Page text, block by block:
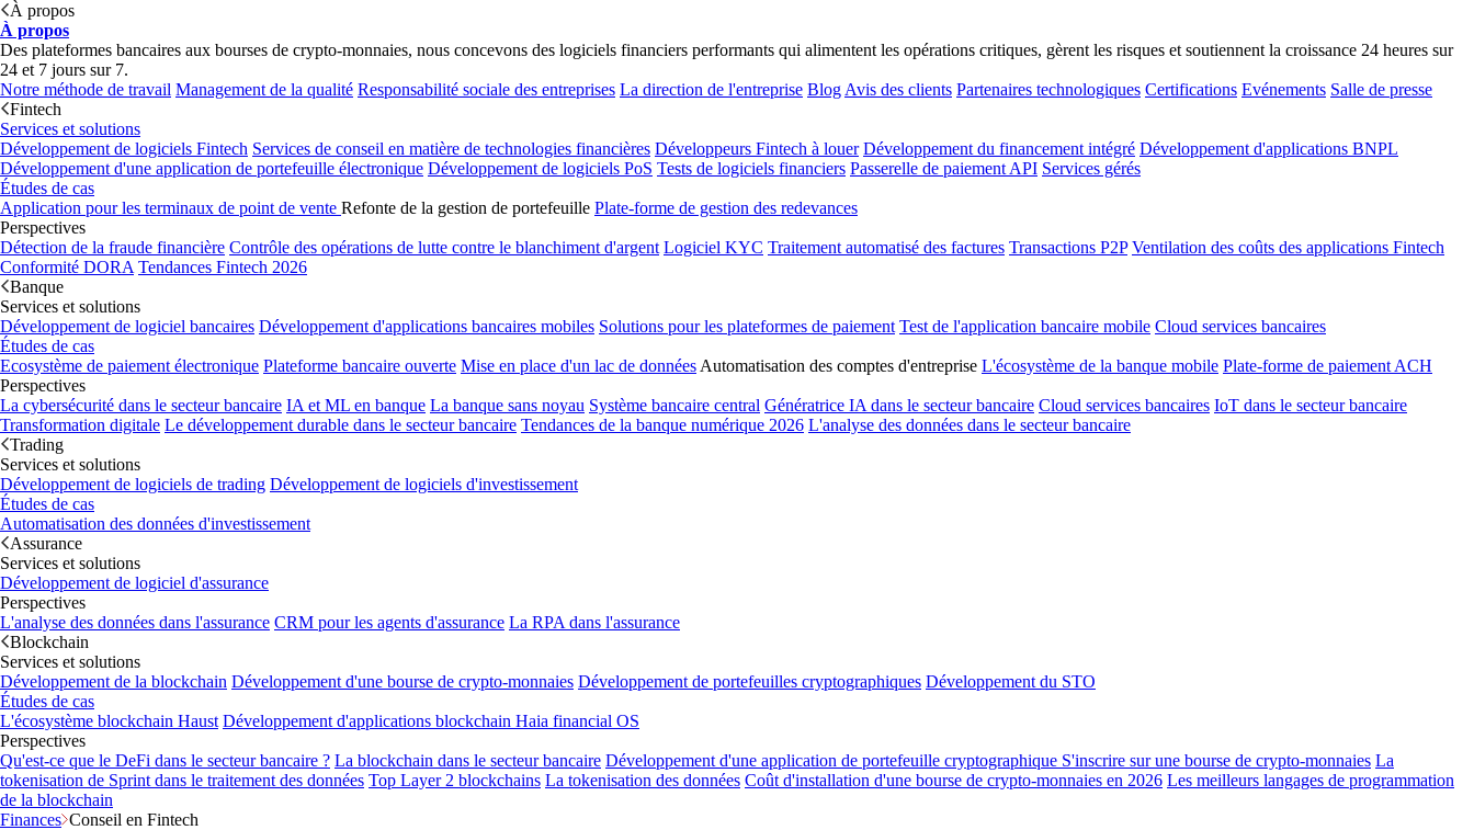
À propos
À propos
Des plateformes bancaires aux bourses de crypto-monnaies, nous concevons des logiciels financiers performants qui alimentent les opérations critiques, gèrent les risques et soutiennent la croissance 24 heures sur
24 et 7 jours sur 7.
Notre méthode de travail Management de la qualité Responsabilité sociale des entreprises La direction de l'entreprise Blog Avis des clients Partenaires technologiques Certifications Evénements Salle de presse
Fintech
Services et solutions
Développement de logiciels Fintech Services de conseil en matière de technologies financières Développeurs Fintech à louer Développement du financement intégré Développement d'applications BNPL
Développement d'une application de portefeuille électronique Développement de logiciels PoS Tests de logiciels financiers Passerelle de paiement API Services gérés
Études de cas
Application pour les terminaux de point de vente Refonte de la gestion de portefeuille Plate-forme de gestion des redevances
Perspectives
Détection de la fraude financière Contrôle des opérations de lutte contre le blanchiment d'argent Logiciel KYC Traitement automatisé des factures Transactions P2P Ventilation des coûts des applications Fintech
Conformité DORA Tendances Fintech 2026
Banque
Services et solutions
Développement de logiciel bancaires Développement d'applications bancaires mobiles Solutions pour les plateformes de paiement Test de l'application bancaire mobile Cloud services bancaires
Études de cas
Ecosystème de paiement électronique Plateforme bancaire ouverte Mise en place d'un lac de données Automatisation des comptes d'entreprise L'écosystème de la banque mobile Plate-forme de paiement ACH
Perspectives
La cybersécurité dans le secteur bancaire IA et ML en banque La banque sans noyau Système bancaire central Génératrice IA dans le secteur bancaire Cloud services bancaires IoT dans le secteur bancaire
Transformation digitale Le développement durable dans le secteur bancaire Tendances de la banque numérique 2026 L'analyse des données dans le secteur bancaire
Trading
Services et solutions
Développement de logiciels de trading Développement de logiciels d'investissement
Études de cas
Automatisation des données d'investissement
Assurance
Services et solutions
Développement de logiciel d'assurance
Perspectives
L'analyse des données dans l'assurance CRM pour les agents d'assurance La RPA dans l'assurance
Blockchain
Services et solutions
Développement de la blockchain Développement d'une bourse de crypto-monnaies Développement de portefeuilles cryptographiques Développement du STO
Études de cas
L'écosystème blockchain Haust Développement d'applications blockchain Haia financial OS
Perspectives
Qu'est-ce que le DeFi dans le secteur bancaire ? La blockchain dans le secteur bancaire Développement d'une application de portefeuille cryptographique S'inscrire sur une bourse de crypto-monnaies La
tokenisation de Sprint dans le traitement des données Top Layer 2 blockchains La tokenisation des données Coût d'installation d'une bourse de crypto-monnaies en 2026 Les meilleurs langages de programmation
de la blockchain
Finances Conseil en Fintech